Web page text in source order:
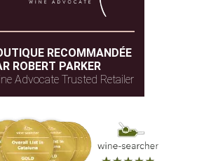
RECOMMANDÉE
ROBERT PARKER
Advocate Trusted Retailer